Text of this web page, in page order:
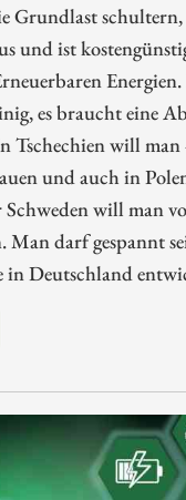
Grundlast
und ist
es braucht eine
Tschechien will man
und auch in
will man
Man darf gespannt
in Deutschland